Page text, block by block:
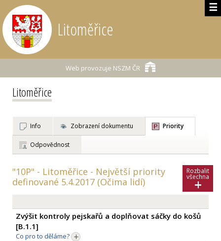
☰
Litoměřice
Web provozuje NSZM ČR
Litoměřice
Info Zobrazení dokumentu Priority
Odpovědnost
"10P" - Litoměřice - Největší priority
definované 5.4.2017 (Očima lidí)
Rozbalit
všechna
+
Zvýšit kontroly pejskařů a doplňovat sáčky do košů
[B.1.1]
Co pro to děláme?